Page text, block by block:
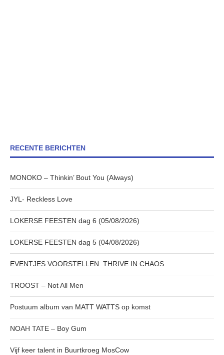
RECENTE BERICHTEN
MONOKO – Thinkin’ Bout You (Always)
JYL- Reckless Love
LOKERSE FEESTEN dag 6 (05/08/2026)
LOKERSE FEESTEN dag 5 (04/08/2026)
EVENTJES VOORSTELLEN: THRIVE IN CHAOS
TROOST – Not All Men
Postuum album van MATT WATTS op komst
NOAH TATE – Boy Gum
Vijf keer talent in Buurtkroeg MosCow